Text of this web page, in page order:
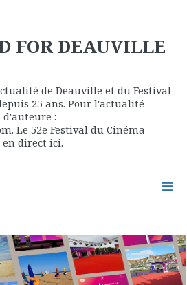
FOR DEAUVILLE
de Deauville et du Festival
25 ans. Pour l'actualité
:
Le 52e Festival du Cinéma
direct ici.